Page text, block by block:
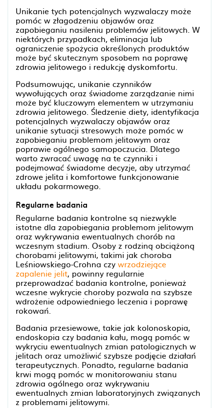
Unikanie tych potencjalnych wyzwalaczy może
pomóc w złagodzeniu objawów oraz
zapobieganiu nasileniu problemów jelitowych. W
niektórych przypadkach, eliminacja lub
ograniczenie spożycia określonych produktów
może być skutecznym sposobem na poprawę
zdrowia jelitowego i redukcję dyskomfortu.
Podsumowując, unikanie czynników
wywołujących oraz świadome zarządzanie nimi
może być kluczowym elementem w utrzymaniu
zdrowia jelitowego. Śledzenie diety, identyfikacja
potencjalnych wyzwalaczy objawów oraz
unikanie sytuacji stresowych może pomóc w
zapobieganiu problemom jelitowym oraz
poprawie ogólnego samopoczucia. Dlatego
warto zwracać uwagę na te czynniki i
podejmować świadome decyzje, aby utrzymać
zdrowe jelita i komfortowe funkcjonowanie
układu pokarmowego.
Regularne badania
Regularne badania kontrolne są niezwykle
istotne dla zapobiegania problemom jelitowym
oraz wykrywania ewentualnych chorób na
wczesnym stadium. Osoby z rodziną obciążoną
chorobami jelitowymi, takimi jak choroba
Leśniowskiego-Crohna czy wrzodziejące
zapalenie jelit, powinny regularnie
przeprowadzać badania kontrolne, ponieważ
wczesne wykrycie choroby pozwala na szybsze
wdrożenie odpowiedniego leczenia i poprawę
rokowań.
Badania przesiewowe, takie jak kolonoskopia,
endoskopia czy badania kału, mogą pomóc w
wykryciu ewentualnych zmian patologicznych w
jelitach oraz umożliwić szybsze podjęcie działań
terapeutycznych. Ponadto, regularne badania
krwi mogą pomóc w monitorowaniu stanu
zdrowia ogólnego oraz wykrywaniu
ewentualnych zmian laboratoryjnych związanych
z problemami jelitowymi.